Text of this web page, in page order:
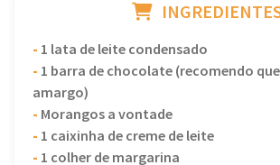
- 1 lata de leite condensado
- 1 barra de chocolate (recomendo
amargo)
- Morangos a vontade
- 1 caixinha de creme de leite
- 1 colher de margarina